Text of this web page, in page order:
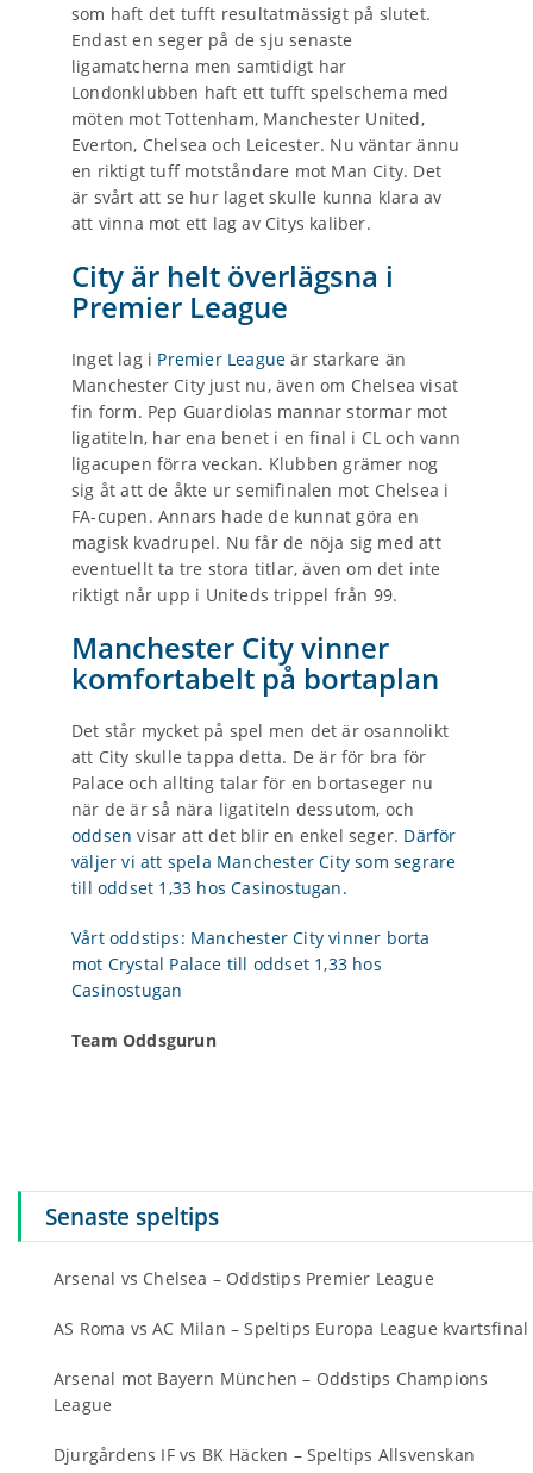
som haft det tufft resultatmässigt på slutet.
Endast en seger på de sju senaste
ligamatcherna men samtidigt har
Londonklubben haft ett tufft spelschema med
möten mot Tottenham, Manchester United,
Everton, Chelsea och Leicester. Nu väntar ännu
en riktigt tuff motståndare mot Man City. Det
är svårt att se hur laget skulle kunna klara av
att vinna mot ett lag av Citys kaliber.
City är helt överlägsna i
Premier League
Inget lag i Premier League är starkare än
Manchester City just nu, även om Chelsea visat
fin form. Pep Guardiolas mannar stormar mot
ligatiteln, har ena benet i en final i CL och vann
ligacupen förra veckan. Klubben grämer nog
sig åt att de åkte ur semifinalen mot Chelsea i
FA-cupen. Annars hade de kunnat göra en
magisk kvadrupel. Nu får de nöja sig med att
eventuellt ta tre stora titlar, även om det inte
riktigt når upp i Uniteds trippel från 99.
Manchester City vinner
komfortabelt på bortaplan
Det står mycket på spel men det är osannolikt
att City skulle tappa detta. De är för bra för
Palace och allting talar för en bortaseger nu
när de är så nära ligatiteln dessutom, och
oddsen visar att det blir en enkel seger. Därför
väljer vi att spela Manchester City som segrare
till oddset 1,33 hos Casinostugan.
Vårt oddstips: Manchester City vinner borta
mot Crystal Palace till oddset 1,33 hos
Casinostugan
Team Oddsgurun
Senaste speltips
Arsenal vs Chelsea – Oddstips Premier League
AS Roma vs AC Milan – Speltips Europa League kvartsfinal
Arsenal mot Bayern München – Oddstips Champions
League
Djurgårdens IF vs BK Häcken – Speltips Allsvenskan